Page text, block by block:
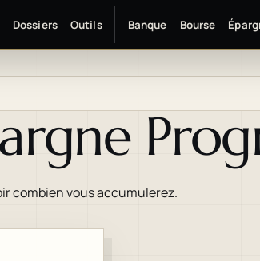
Dossiers Outils Banque Bourse
combien vous accumulerez.